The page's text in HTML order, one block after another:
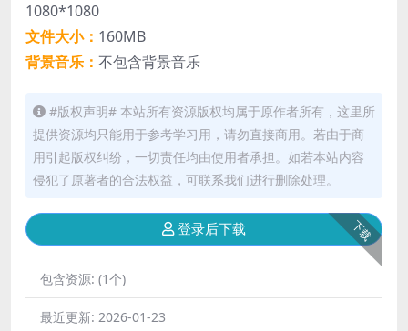
1080*1080
文件大小： 160MB
背景音乐： 不包含背景音乐
#版权声明# 本站所有资源版权均属于原作者所有，这里所
提供资源均只能用于参考学习用，请勿直接商用。若由于商
用引起版权纠纷，一切责任均由使用者承担。如若本站内容
侵犯了原著者的合法权益，可联系我们进行删除处理。
下载
登录后下载
包含资源: (1个)
最近更新: 2026-01-23